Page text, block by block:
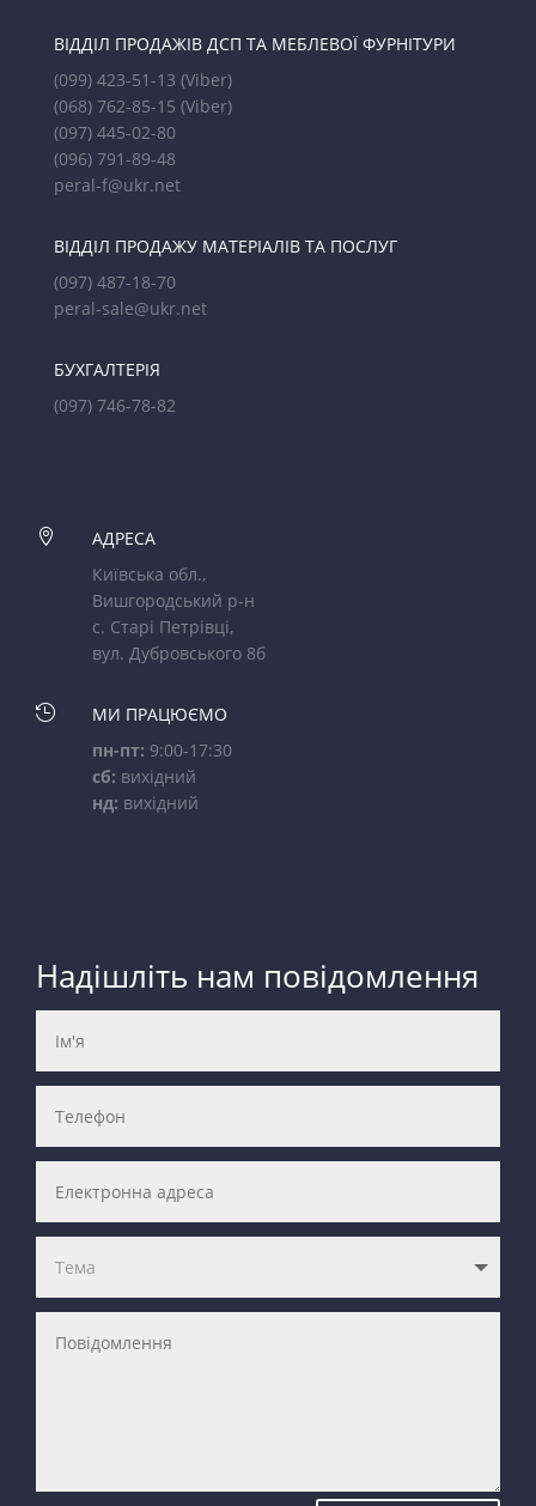
ВІДДІЛ ПРОДАЖІВ ДСП ТА МЕБЛЕВОЇ ФУРНІТУРИ
(099) 423-51-13 (Viber)
(068) 762-85-15 (Viber)
(097) 445-02-80
(096) 791-89-48
peral-f@ukr.net
ВІДДІЛ ПРОДАЖУ МАТЕРІАЛІВ ТА ПОСЛУГ
(097) 487-18-70
peral-sale@ukr.net
БУХГАЛТЕРІЯ
(097) 746-78-82

АДРЕСА
Київська обл.,
Вишгородський р-н
с. Старі Петрівці,
вул. Дубровського 8б

МИ ПРАЦЮЄМО
пн-пт: 9:00-17:30
сб: вихідний
нд: вихідний
Надішліть нам повідомлення